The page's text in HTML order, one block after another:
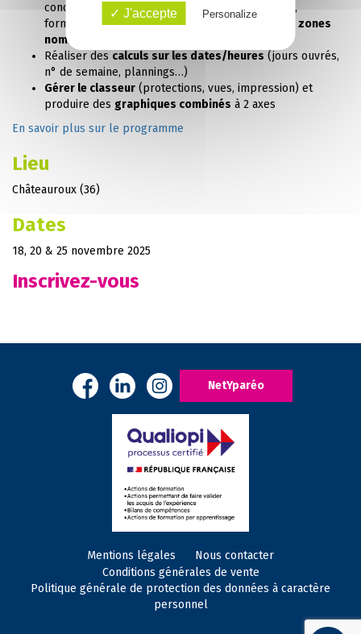
conditionnelle avancée,validation des données ,
formulaires (listes déroulantes, cases à cocher), zones
nommées
Réaliser des calculs sur les dates/heures (jours ouvrés,
n° de semaine, plannings…)
Gérer le classeur (protections, vues, impression) et
produire des graphiques combinés à 2 axes
En savoir plus sur le programme
Lieu
Châteauroux (36)
Dates
18, 20 & 25 novembre 2025
Inscrivez-vous
NetYparéo
Mentions légales
Nous contacter
Conditions générales de vente
Politique générale de protection des données à caractère
personnel
✓ J'accepte Personalize